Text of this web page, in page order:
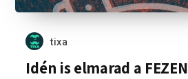
tixa
Idén is elmarad a FEZEN